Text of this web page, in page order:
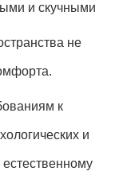
и скучными
не
к
и